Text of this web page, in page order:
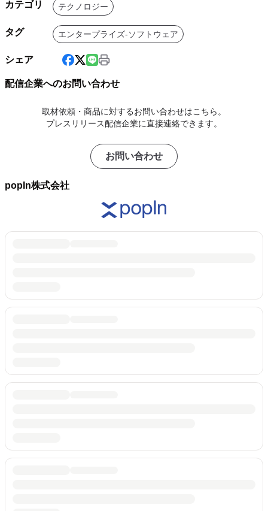
カテゴリ テクノロジー
タグ エンタープライズ-ソフトウェア
シェア
配信企業へのお問い合わせ
取材依頼・商品に対するお問い合わせはこちら。
プレスリリース配信企業に直接連絡できます。
お問い合わせ
popIn株式会社